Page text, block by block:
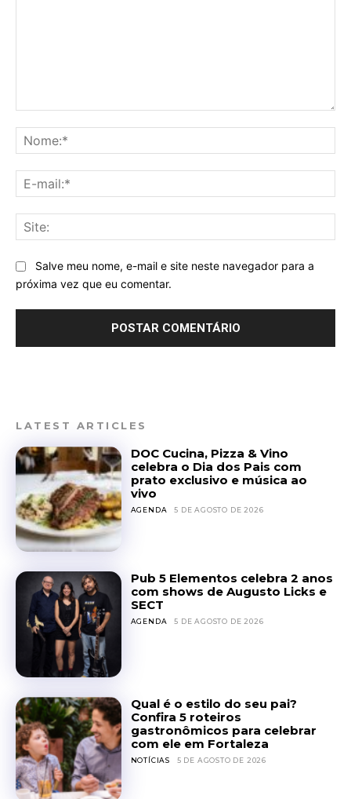
Salve meu nome, e-mail e site neste navegador para a
próxima vez que eu comentar.
LATEST ARTICLES
DOC Cucina, Pizza & Vino
celebra o Dia dos Pais com
prato exclusivo e música ao
vivo
AGENDA 5 DE AGOSTO DE 2026
Pub 5 Elementos celebra 2 anos
com shows de Augusto Licks e
SECT
AGENDA 5 DE AGOSTO DE 2026
Qual é o estilo do seu pai?
Confira 5 roteiros
gastronômicos para celebrar
com ele em Fortaleza
NOTÍCIAS 5 DE AGOSTO DE 2026